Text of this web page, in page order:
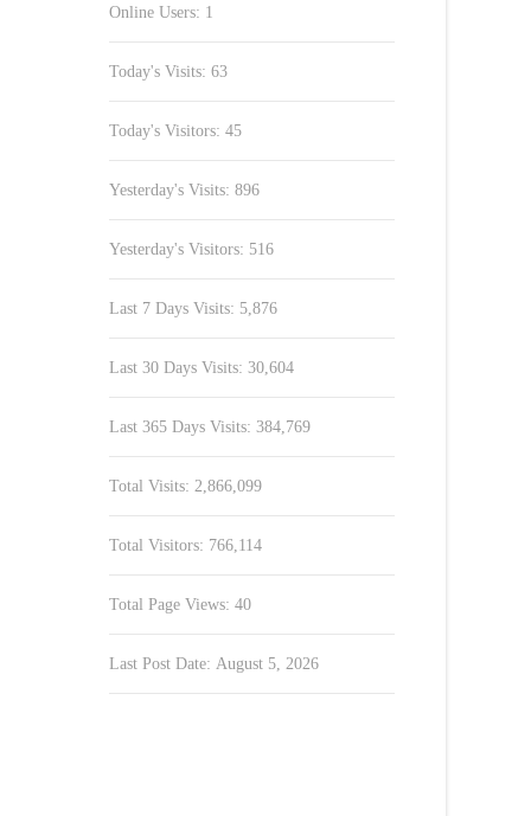
Online Users: 1
Today's Visits: 63
Today's Visitors: 45
Yesterday's Visits: 896
Yesterday's Visitors: 516
Last 7 Days Visits: 5,876
Last 30 Days Visits: 30,604
Last 365 Days Visits: 384,769
Total Visits: 2,866,099
Total Visitors: 766,114
Total Page Views: 40
Last Post Date: August 5, 2026